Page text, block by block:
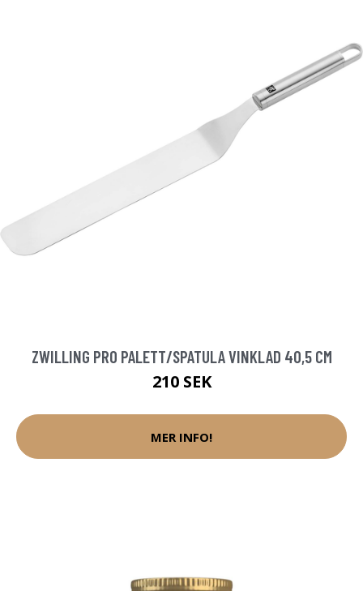
ZWILLING PRO PALETT/SPATULA VINKLAD 40,5 CM
210 SEK
MER INFO!